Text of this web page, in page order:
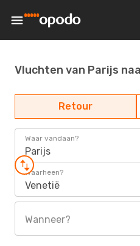
Vluchten van Parijs
Retour
Waar vandaan?
Parijs
Waarheen?
Venetië
Wanneer?